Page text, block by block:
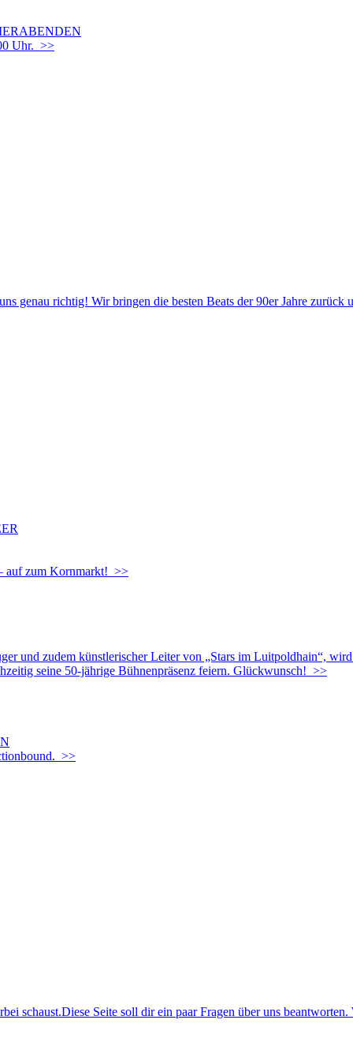
Uhr. >>
genau richtig! Wir bringen die besten Beats der 90er Jahre zurück
auf zum Kornmarkt! >>
und zudem künstlerischer Leiter von „Stars im Luitpoldhain“,
seine 50-jährige Bühnenpräsenz feiern. Glückwunsch! >>
>>
schaust.Diese Seite soll dir ein paar Fragen über uns